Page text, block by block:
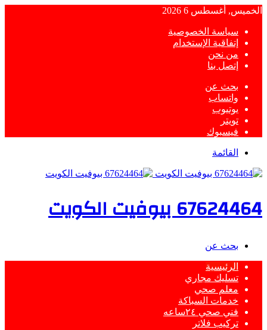
الخميس, أغسطس 6 2026
سياسة الخصوصية
إتفاقية الإستخدام
من نحن
إتصل بنا
بحث عن
واتساب
يوتيوب
تويتر
فيسبوك
القائمة
67624464 بيوفيت الكويت
بحث عن
الرئيسية
تسليك مجاري
معلم صحي
خدمات السباكة
فني صحي ٢٤ساعه
تركيب فلاتر